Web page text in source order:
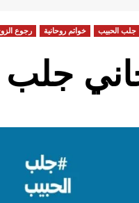
جلب الحبيب خواتم روحانية رجوع
جلب